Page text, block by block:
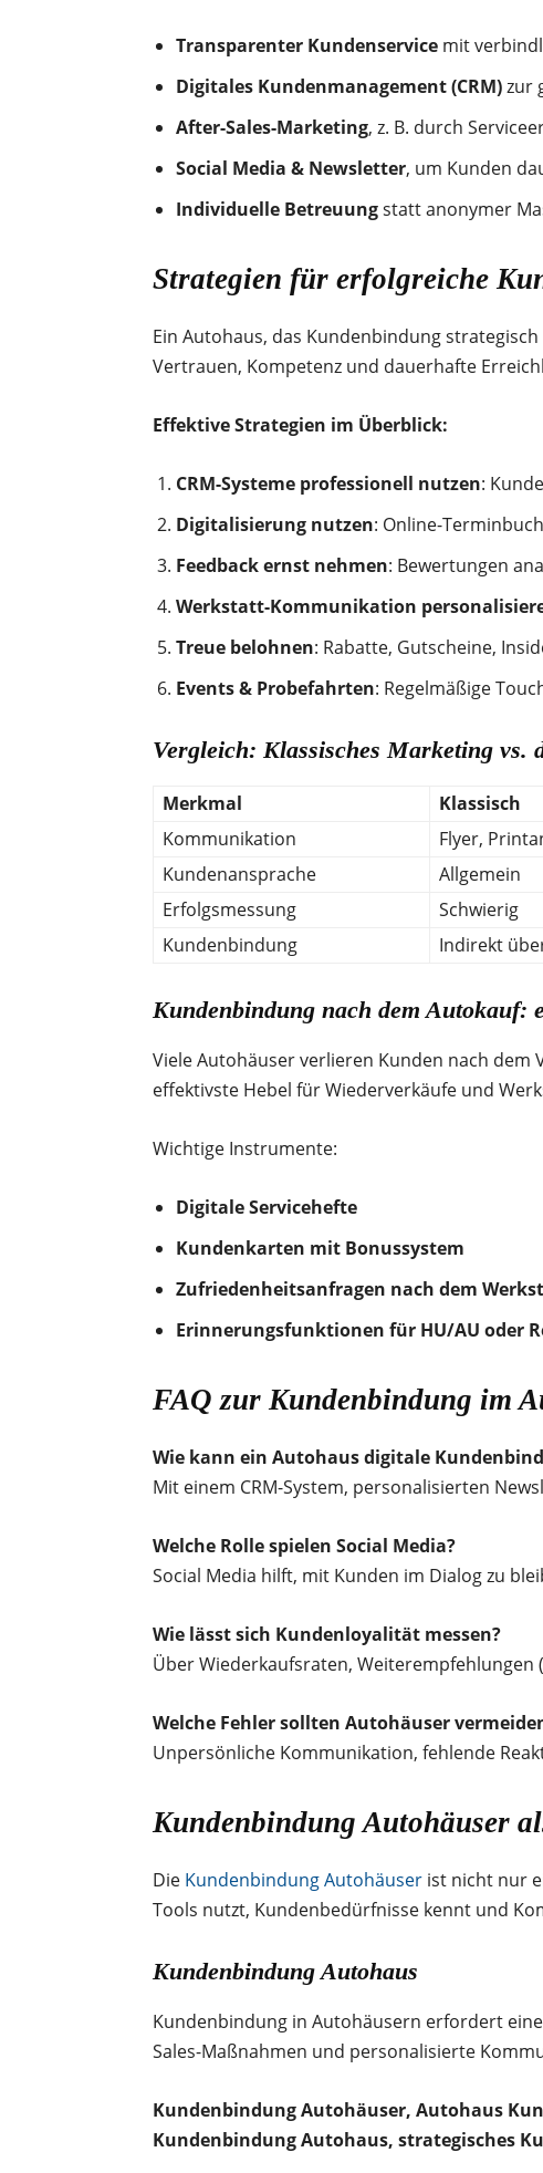
Transparenter Kundenservice mit
Digitales Kundenmanagement (CRM)zur
After-Sales-Marketing, z. B. durch
Social Media & Newsletter, um Kunden
Individuelle Betreuungstatt anonymer
Strategien für erfolgreiche
Ein Autohaus, das Kundenbindung
Vertrauen, Kompetenz und dauerhafte
Effektive Strategien im Überblick:
CRM-Systeme professionell nutzen:
Digitalisierung nutzen: Online-
Feedback ernst nehmen: Bewertungen
Werkstatt-Kommunikation
Treue belohnen: Rabatte, Gutscheine,
Events & Probefahrten: Regelmäßige
Vergleich: Klassisches Marketing vs.
Merkmal Klassisch
Kommunikation
Flyer,
Kundenansprache
Allgemein
Erfolgsmessung
Schwierig
Kundenbindung
Indirekt
Kundenbindung nach dem Autokauf:
Viele Autohäuser verlieren Kunden nach
effektivste Hebel für Wiederverkäufe und
Wichtige Instrumente:
Digitale Servicehefte
Kundenkarten mit Bonussystem
Zufriedenheitsanfragen nach dem
Erinnerungsfunktionen für HU/AU oder
FAQ zur Kundenbindung im
Wie kann ein Autohaus digitale
Mit einem CRM-System, personalisierten
Welche Rolle spielen Social Media?
Social Media hilft, mit Kunden im Dialog zu
Wie lässt sich Kundenloyalität messen?
Über Wiederkaufsraten,
Welche Fehler sollten Autohäuser
Unpersönliche Kommunikation, fehlende
Kundenbindung Autohäuser
Die Kundenbindung Autohäuser ist nicht nur
Tools nutzt, Kundenbedürfnisse kennt und
Kundenbindung Autohaus
Kundenbindung in Autohäusern erfordert
Sales-Maßnahmen und personalisierte
Kundenbindung Autohäuser, Autohaus
Kundenbindung Autohaus, strategisches